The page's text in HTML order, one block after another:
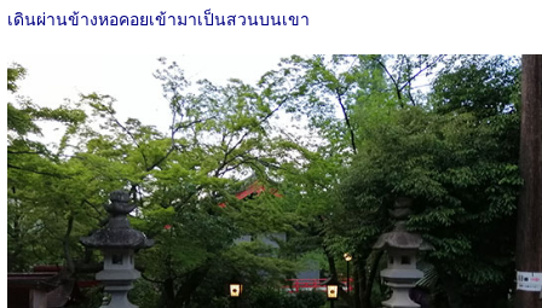
เดินผ่านข้างหอคอยเข้ามาเป็นสวนบนเขา